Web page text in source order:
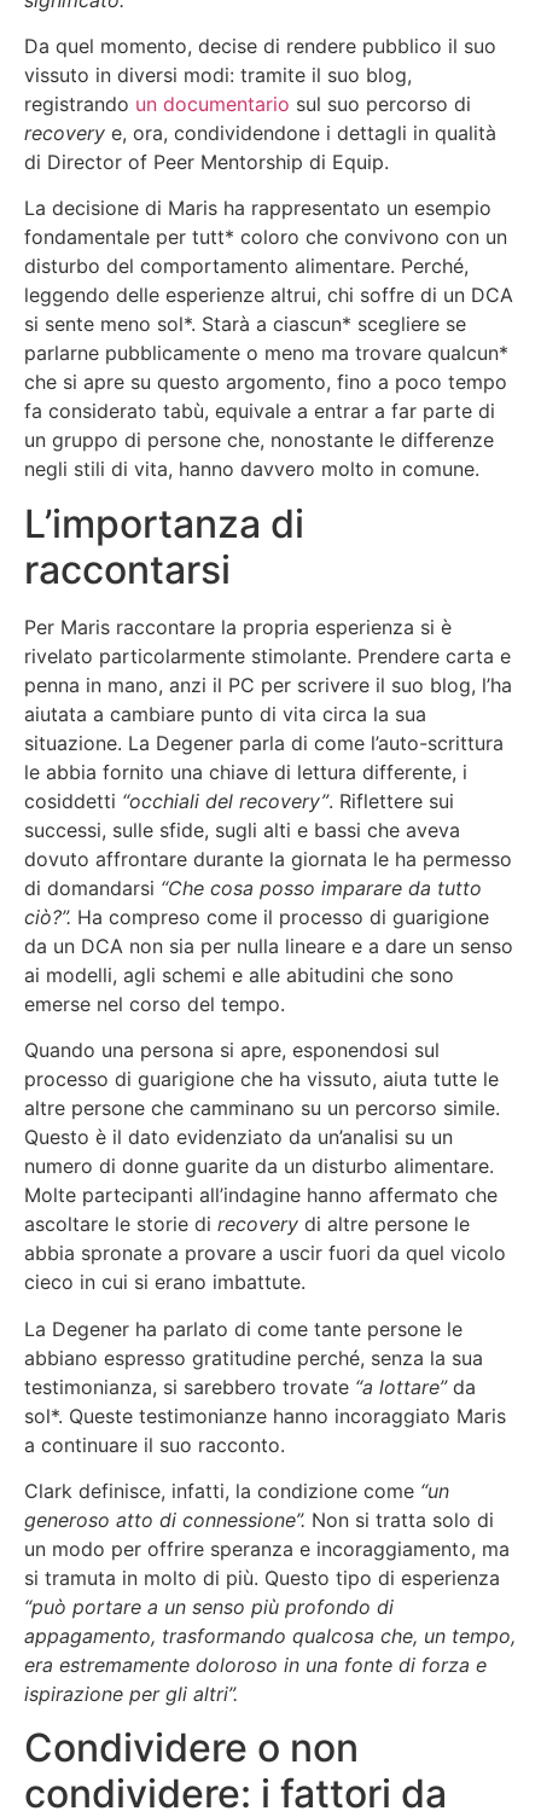
Da quel momento, decise di rendere pubblico il suo
vissuto in diversi modi: tramite il suo blog,
registrando un documentario sul suo percorso di
recovery e, ora, condividendone i dettagli in qualità
di Director of Peer Mentorship di Equip.
La decisione di Maris ha rappresentato un esempio
fondamentale per tutt* coloro che convivono con un
disturbo del comportamento alimentare. Perché,
leggendo delle esperienze altrui, chi soffre di un DCA
si sente meno sol*. Starà a ciascun* scegliere se
parlarne pubblicamente o meno ma trovare qualcun*
che si apre su questo argomento, fino a poco tempo
fa considerato tabù, equivale a entrar a far parte di
un gruppo di persone che, nonostante le differenze
negli stili di vita, hanno davvero molto in comune.
L’importanza di
raccontarsi
Per Maris raccontare la propria esperienza si è
rivelato particolarmente stimolante. Prendere carta e
penna in mano, anzi il PC per scrivere il suo blog, l’ha
aiutata a cambiare punto di vita circa la sua
situazione. La Degener parla di come l’auto-scrittura
le abbia fornito una chiave di lettura differente, i
cosiddetti “occhiali del recovery”. Riflettere sui
successi, sulle sfide, sugli alti e bassi che aveva
dovuto affrontare durante la giornata le ha permesso
di domandarsi “Che cosa posso imparare da tutto
ciò?”. Ha compreso come il processo di guarigione
da un DCA non sia per nulla lineare e a dare un senso
ai modelli, agli schemi e alle abitudini che sono
emerse nel corso del tempo.
Quando una persona si apre, esponendosi sul
processo di guarigione che ha vissuto, aiuta tutte le
altre persone che camminano su un percorso simile.
Questo è il dato evidenziato da un’analisi su un
numero di donne guarite da un disturbo alimentare.
Molte partecipanti all’indagine hanno affermato che
ascoltare le storie di recovery di altre persone le
abbia spronate a provare a uscir fuori da quel vicolo
cieco in cui si erano imbattute.
La Degener ha parlato di come tante persone le
abbiano espresso gratitudine perché, senza la sua
testimonianza, si sarebbero trovate “a lottare” da
sol*. Queste testimonianze hanno incoraggiato Maris
a continuare il suo racconto.
Clark definisce, infatti, la condizione come “un
generoso atto di connessione”. Non si tratta solo di
un modo per offrire speranza e incoraggiamento, ma
si tramuta in molto di più. Questo tipo di esperienza
“può portare a un senso più profondo di
appagamento, trasformando qualcosa che, un tempo,
era estremamente doloroso in una fonte di forza e
ispirazione per gli altri”.
Condividere o non
condividere: i fattori da